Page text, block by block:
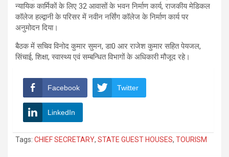
न्यायिक कार्मिकों के लिए 32 आवासों के भवन निर्माण कार्य, राजकीय मेडिकल
कॉलेज हल्द्वानी के परिसर में नवीन नर्सिंग कॉलेज के निर्माण कार्य पर
अनुमोदन दिया।
बैठक में सचिव विनोद कुमार सुमन, डा0 आर राजेश कुमार सहित पेयजल,
सिंचाई, शिक्षा, स्वास्थ्य एवं सम्बन्धित विभागों के अधिकारी मौजूद रहे।
Facebook Twitter
LinkedIn
Tags: CHIEF SECRETARY, STATE GUEST HOUSES, TOURISM